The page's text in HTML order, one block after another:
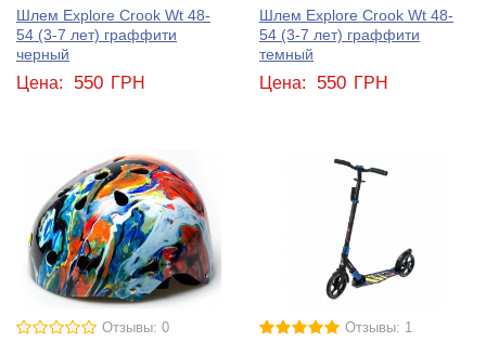
Шлем Explore Crook Wt 48-
54 (3-7 лет) граффити
черный
Цена: 550 ГРН
Шлем Explore Crook Wt 48-
54 (3-7 лет) граффити
темный
Цена: 550 ГРН
Отзывы: 0 Отзывы: 1